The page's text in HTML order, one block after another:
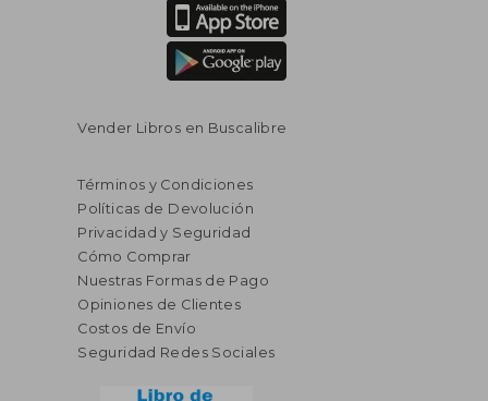
Vender Libros en Buscalibre
Términos y Condiciones
Políticas de Devolución
Privacidad y Seguridad
Cómo Comprar
Nuestras Formas de Pago
Opiniones de Clientes
Costos de Envío
Seguridad Redes Sociales